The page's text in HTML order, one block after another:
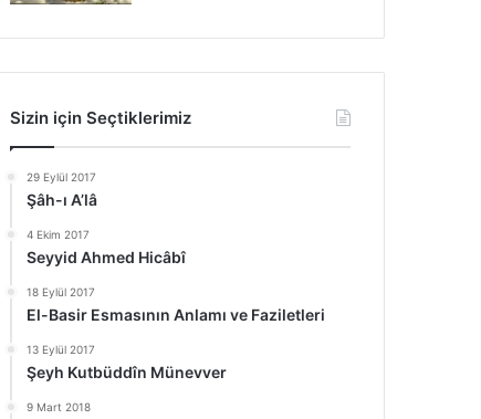
Sizin için Seçtiklerimiz
29 Eylül 2017
Şâh-ı A’lâ
4 Ekim 2017
Seyyid Ahmed Hicâbî
18 Eylül 2017
El-Basir Esmasının Anlamı ve Faziletleri
13 Eylül 2017
Şeyh Kutbüddîn Münevver
9 Mart 2018